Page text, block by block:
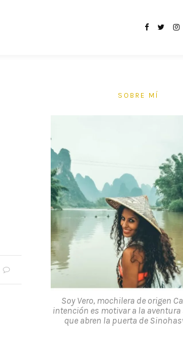
SOBRE MÍ
Soy Vero, mochilera de origen
intención es motivar a la aventura
que abren la puerta de